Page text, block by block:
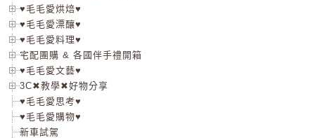
♥毛毛愛烘焙♥
♥毛毛愛漂釀♥
♥毛毛愛料理♥
宅配團購 & 各國伴手禮開箱
♥毛毛愛文藝♥
3C✖教學✖好物分享
♥毛毛愛思考♥
♥毛毛愛購物♥
新車試駕